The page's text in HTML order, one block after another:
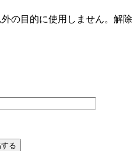
の目的に使用しません。解除
る